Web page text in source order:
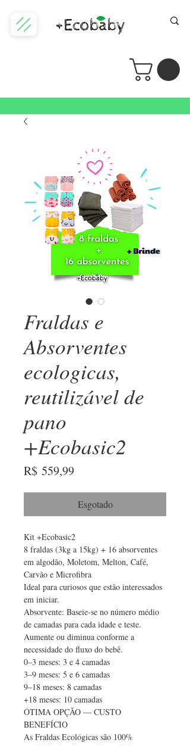
Fraldas e
Absorventes
ecologicas,
reutilizável de
pano
+Ecobasic2
R$ 559,99Preço
Esgotado
Kit +Ecobasic2
8 fraldas (3kg a 15kg) + 16 absorventes
em algodão, Moletom, Melton, Café,
Carvão e Microfibra
Ideal para curiosos que estão interessados
em iniciar.
Absorvente: Baseie-se no número médio
de camadas para cada idade e teste.
Aumente ou diminua conforme a
necessidade do fluxo do bebê.
0–3 meses: 3 e 4 camadas
3–9 meses: 5 e 6 camadas
9–18 meses: 8 camadas
+18 meses: 10 camadas
ÓTIMA OPÇÃO — CUSTO
BENEFÍCIO
As Fraldas Ecológicas são 100%